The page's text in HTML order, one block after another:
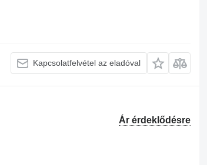
Kapcsolatfelvétel az eladóval
Ár érdeklődésre